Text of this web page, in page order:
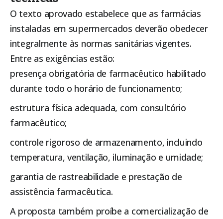
O texto aprovado estabelece que as farmácias
instaladas em supermercados deverão obedecer
integralmente às normas sanitárias vigentes.
Entre as exigências estão:
presença obrigatória de farmacêutico habilitado
durante todo o horário de funcionamento;
estrutura física adequada, com consultório
farmacêutico;
controle rigoroso de armazenamento, incluindo
temperatura, ventilação, iluminação e umidade;
garantia de rastreabilidade e prestação de
assistência farmacêutica.
A proposta também proíbe a comercialização de